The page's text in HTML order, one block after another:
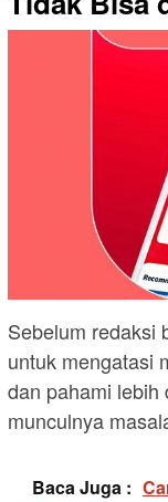
Sebelum redaksi
untuk mengatasi
dan pahami lebih
munculnya
Baca Juga :